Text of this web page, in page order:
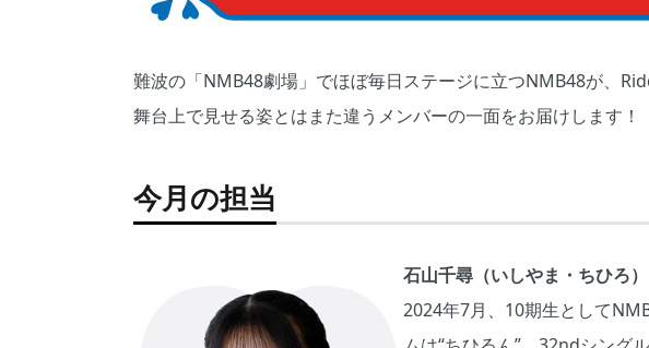
難波の「NMB48劇場」でほぼ毎日ステージに立つNMB48が、
舞台上で見せる姿とはまた違うメンバーの一面をお届けします！
今月の担当
石山千尋（いしやま・ちひろ）
2024年7月、10期生として